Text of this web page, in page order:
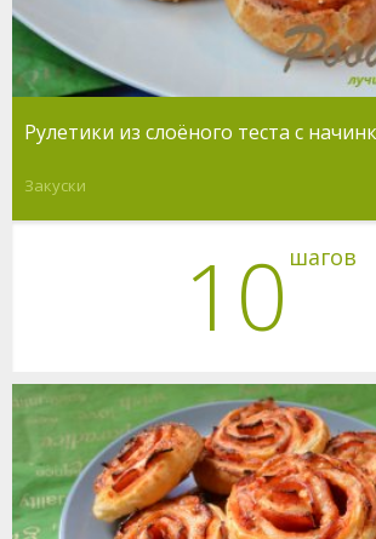
Рулетики из слоёного теста с
Закуски
10 шагов